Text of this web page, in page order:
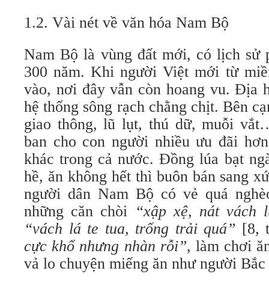
1.2. Vài nét về văn hóa Nam Bộ
Nam Bộ là vùng đất mới, có lịch sử
300 năm. Khi người Việt mới từ
vào, nơi đây vẫn còn hoang vu. Địa
hệ thống sông rạch chằng chịt. Bên
giao thông, lũ lụt, thú dữ, muỗi
ban cho con người nhiều ưu đãi
khác trong cả nước. Đồng lúa bạt
hề, ăn không hết thì buôn bán sang
người dân Nam Bộ có vẻ quá
những căn chòi “xập xệ, nát vách
“vách lá te tua, trống trải quá” [8,
cực khổ nhưng nhàn rỗi”, làm chơi
vả lo chuyện miếng ăn như người